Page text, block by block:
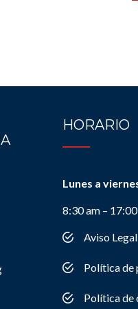
HORARIO
Lunes a
8:30 am – 17:00
Aviso Legal
Política de
Política de